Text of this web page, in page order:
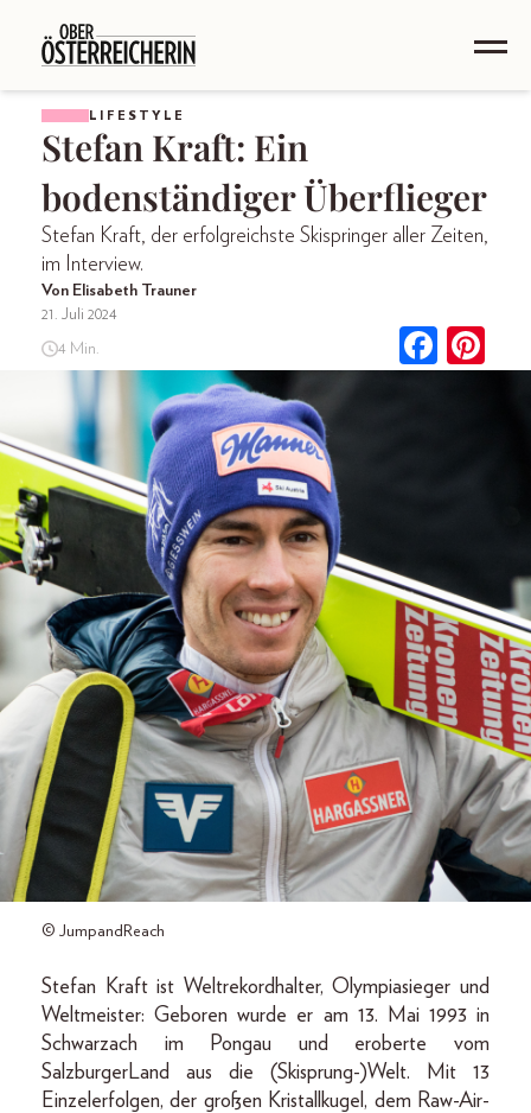
LIFESTYLE
Stefan Kraft: Ein
bodenständiger Überflieger
Stefan Kraft, der erfolgreichste Skispringer aller Zeiten,
im Interview.
Von Elisabeth Trauner
21. Juli 2024
4 Min.
© JumpandReach
Stefan Kraft ist Weltrekordhalter, Olympiasieger und
Weltmeister: Geboren wurde er am 13. Mai 1993 in
Schwarzach im Pongau und eroberte vom
SalzburgerLand aus die (Skisprung-)Welt. Mit 13
Einzelerfolgen, der großen Kristallkugel, dem Raw-Air-